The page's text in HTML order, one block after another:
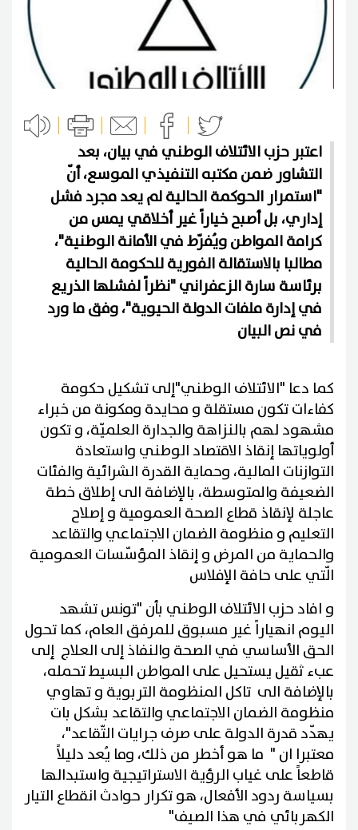
اعتبر حزب الائتلاف الوطني في بيان، بعد
التشاور ضمن مكتبه التنفيذي الموسع، أنّ
"استمرار الحوكمة الحالية لم يعد مجرد فشل
إداري، بل أصبح خياراً غير أخلاقي يمس من
كرامة المواطن ويُفرّط في الأمانة الوطنية"،
مطالبا بالاستقالة الفورية للحكومة الحالية
برئاسة سارة الزعفراني "نظراً لفشلها الذريع
في إدارة ملفات الدولة الحيوية"، وفق ما ورد
في نص البيان
كما دعا "الائتلاف الوطني"إلى تشكيل حكومة
كفاءات تكون مستقلة و محايدة ومكونة من خبراء
مشهود لهم بالنزاهة والجدارة العلميّة، و تكون
أولوياتها إنقاذ الاقتصاد الوطني واستعادة
التوازنات المالية، وحماية القدرة الشرائية والفئات
الضعيفة والمتوسطة، بالإضافة الى إطلاق خطة
عاجلة لإنقاذ قطاع الصحة العمومية و إصلاح
التعليم و منظومة الضمان الاجتماعي والتقاعد
والحماية من المرض و إنقاذ المؤسّسات العمومية
الّتي على حافة الإفلاس
و افاد حزب الائتلاف الوطني بأن "تونس تشهد
اليوم انهياراً غير مسبوق للمرفق العام، كما تحول
الحق الأساسي في الصحة والنفاذ إلى العلاج إلى
عبء ثقيل يستحيل على المواطن البسيط تحمله،
بالإضافة الى تاكل المنظومة التربوية و تهاوي
منظومة الضمان الاجتماعي والتقاعد بشكل بات
يهدّد قدرة الدولة على صرف جرايات التّقاعد"،
معتبرا ان " ما هو أخطر من ذلك، وما يُعد دليلاً
قاطعاً على غياب الرؤية الاستراتيجية واستبدالها
بسياسة ردود الأفعال، هو تكرار حوادث انقطاع التيار
الكهربائي في هذا الصيف"